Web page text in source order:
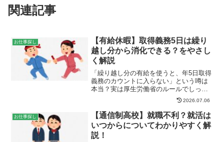
関連記事
お仕事探し
【有給休暇】取得義務5日は繰り
越し分から消化できる？をやさし
く解説
「繰り越し分の有給を使うと、年5日取得
義務のカウントに入らない」という噂は
本当？実は厚生労働省のルールでしっか
りカウントされると決まっています。有
休の時効や消化順序について、元ハロー
ワーク職員が不安をスッキリ解消しま
す！
2026.07.06
お仕事探し
【通信制高校】就職不利？就活は
いつからについてわかりやすく解
説！